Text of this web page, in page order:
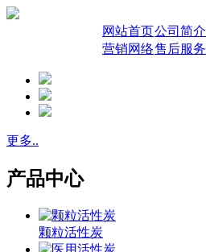
网站首页公司简介
营销网络售后服务
更多..
产品中心
颗粒活性炭